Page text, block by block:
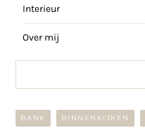
Interieur
Over mij
BANK BINNENKIJKEN